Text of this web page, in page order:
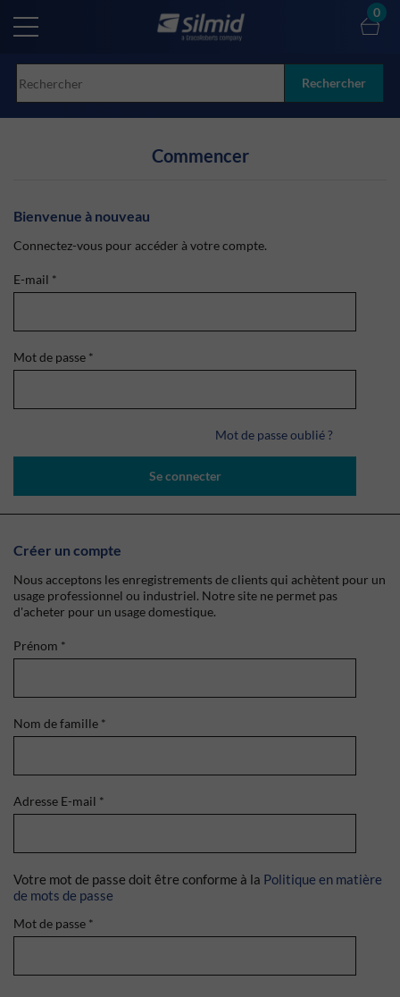
main
Rechercher
0
Commencer
Bienvenue à nouveau
Connectez-vous pour accéder à votre compte.
E-mail *
Mot de passe *
Mot de passe oublié ?
Se connecter
Créer un compte
Nous acceptons les enregistrements de clients qui achètent pour un
usage professionnel ou industriel. Notre site ne permet pas
d'acheter pour un usage domestique.
Prénom *
Nom de famille *
Adresse E-mail *
Votre mot de passe doit être conforme à la Politique en matière
de mots de passe
Mot de passe *